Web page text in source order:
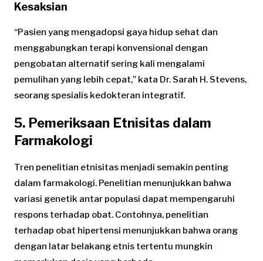
Kesaksian
“Pasien yang mengadopsi gaya hidup sehat dan
menggabungkan terapi konvensional dengan
pengobatan alternatif sering kali mengalami
pemulihan yang lebih cepat,” kata Dr. Sarah H. Stevens,
seorang spesialis kedokteran integratif.
5. Pemeriksaan Etnisitas dalam
Farmakologi
Tren penelitian etnisitas menjadi semakin penting
dalam farmakologi. Penelitian menunjukkan bahwa
variasi genetik antar populasi dapat mempengaruhi
respons terhadap obat. Contohnya, penelitian
terhadap obat hipertensi menunjukkan bahwa orang
dengan latar belakang etnis tertentu mungkin